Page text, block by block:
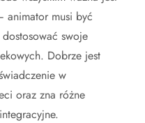
animator musi być
swoje
Dobrze jest
w
oraz zna różne